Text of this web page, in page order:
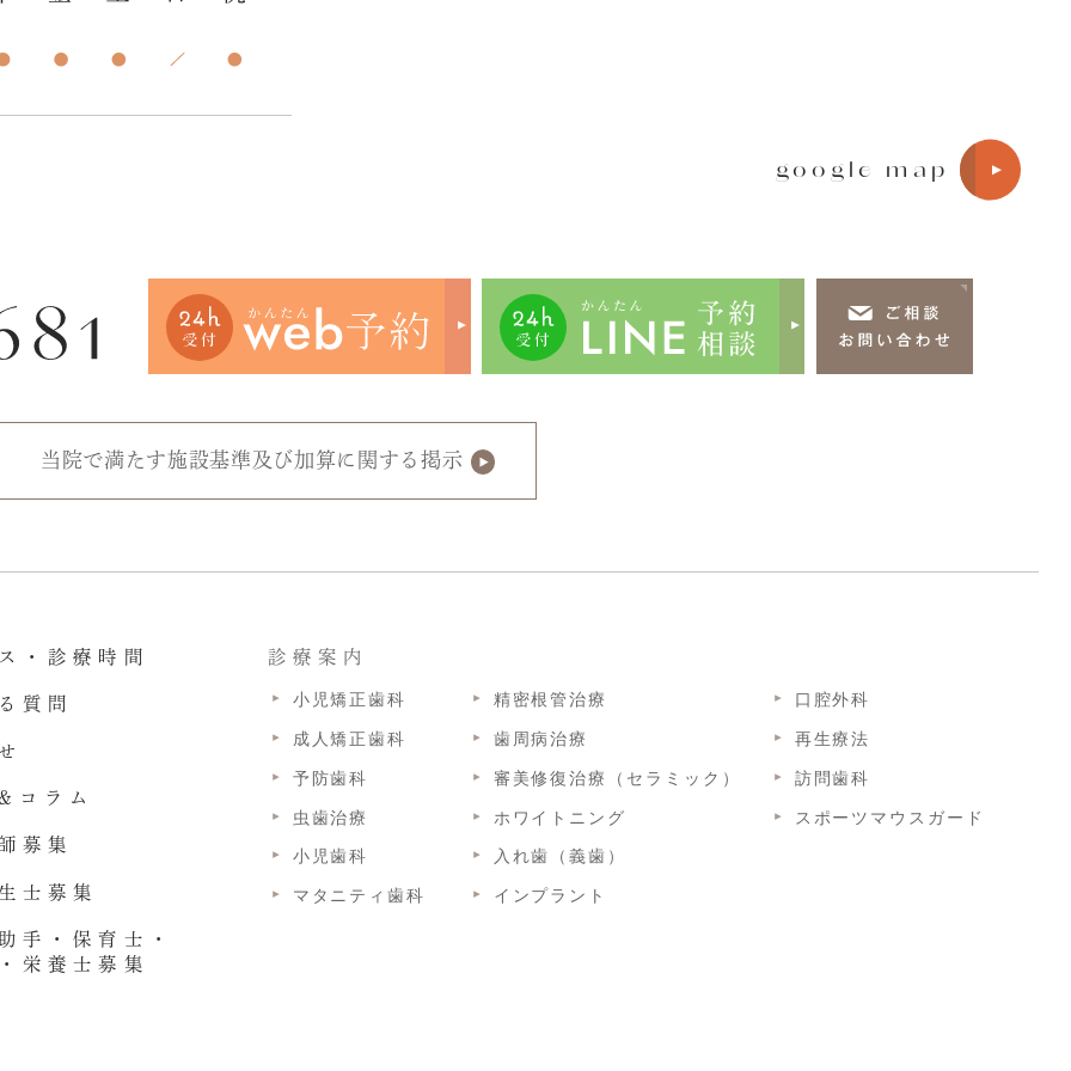
google map
当院で満たす施設基準及び加算に関する掲示
・診療時間
質問
コラム
募集
士募集
手・保育士・
栄養士募集
診療案内
小児矯正歯科
成人矯正歯科
予防歯科
虫歯治療
小児歯科
マタニティ歯科
精密根管治療
歯周病治療
審美修復治療（セラミック）
ホワイトニング
入れ歯（義歯）
インプラント
口腔外科
再生療法
訪問歯科
スポーツマウスガード